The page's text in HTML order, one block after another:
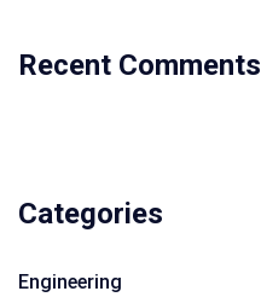
Recent Comments
Categories
Engineering